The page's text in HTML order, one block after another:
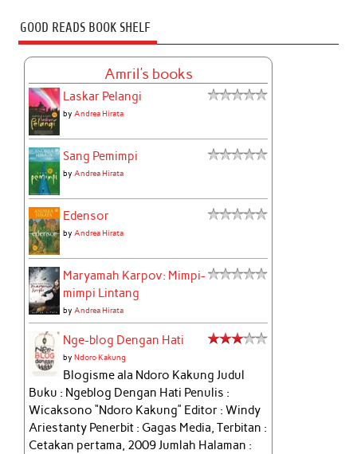
GOOD READS BOOK SHELF
Amril's books
Laskar Pelangi
byAndrea Hirata
Sang Pemimpi
byAndrea Hirata
Edensor
byAndrea Hirata
Maryamah Karpov: Mimpi-
mimpi Lintang
byAndrea Hirata
Nge-blog Dengan Hati
byNdoro Kakung
Blogisme ala Ndoro Kakung Judul
Buku : Ngeblog Dengan Hati Penulis :
Wicaksono “Ndoro Kakung” Editor : Windy
Ariestanty Penerbit : Gagas Media, Terbitan :
Cetakan pertama, 2009 Jumlah Halaman :